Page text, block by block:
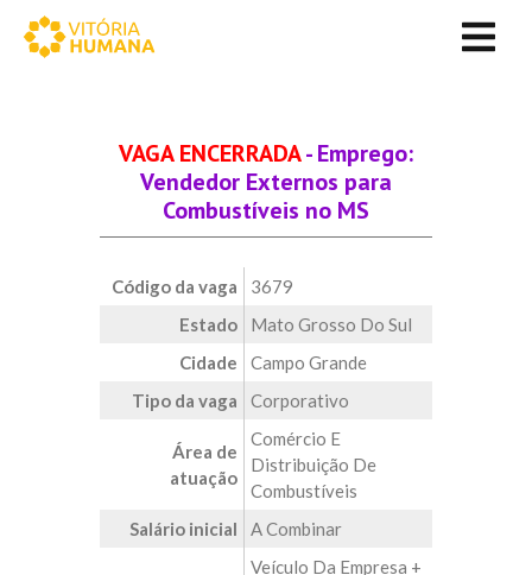
VAGA ENCERRADA- Emprego:
Vendedor Externos para
Combustíveis no MS
Código da vaga
3679
Estado
Mato Grosso Do Sul
Cidade
Campo Grande
Tipo da vaga
Corporativo
Área de
atuação
Comércio E
Distribuição De
Combustíveis
Salário inicial
A Combinar
Veículo Da Empresa +